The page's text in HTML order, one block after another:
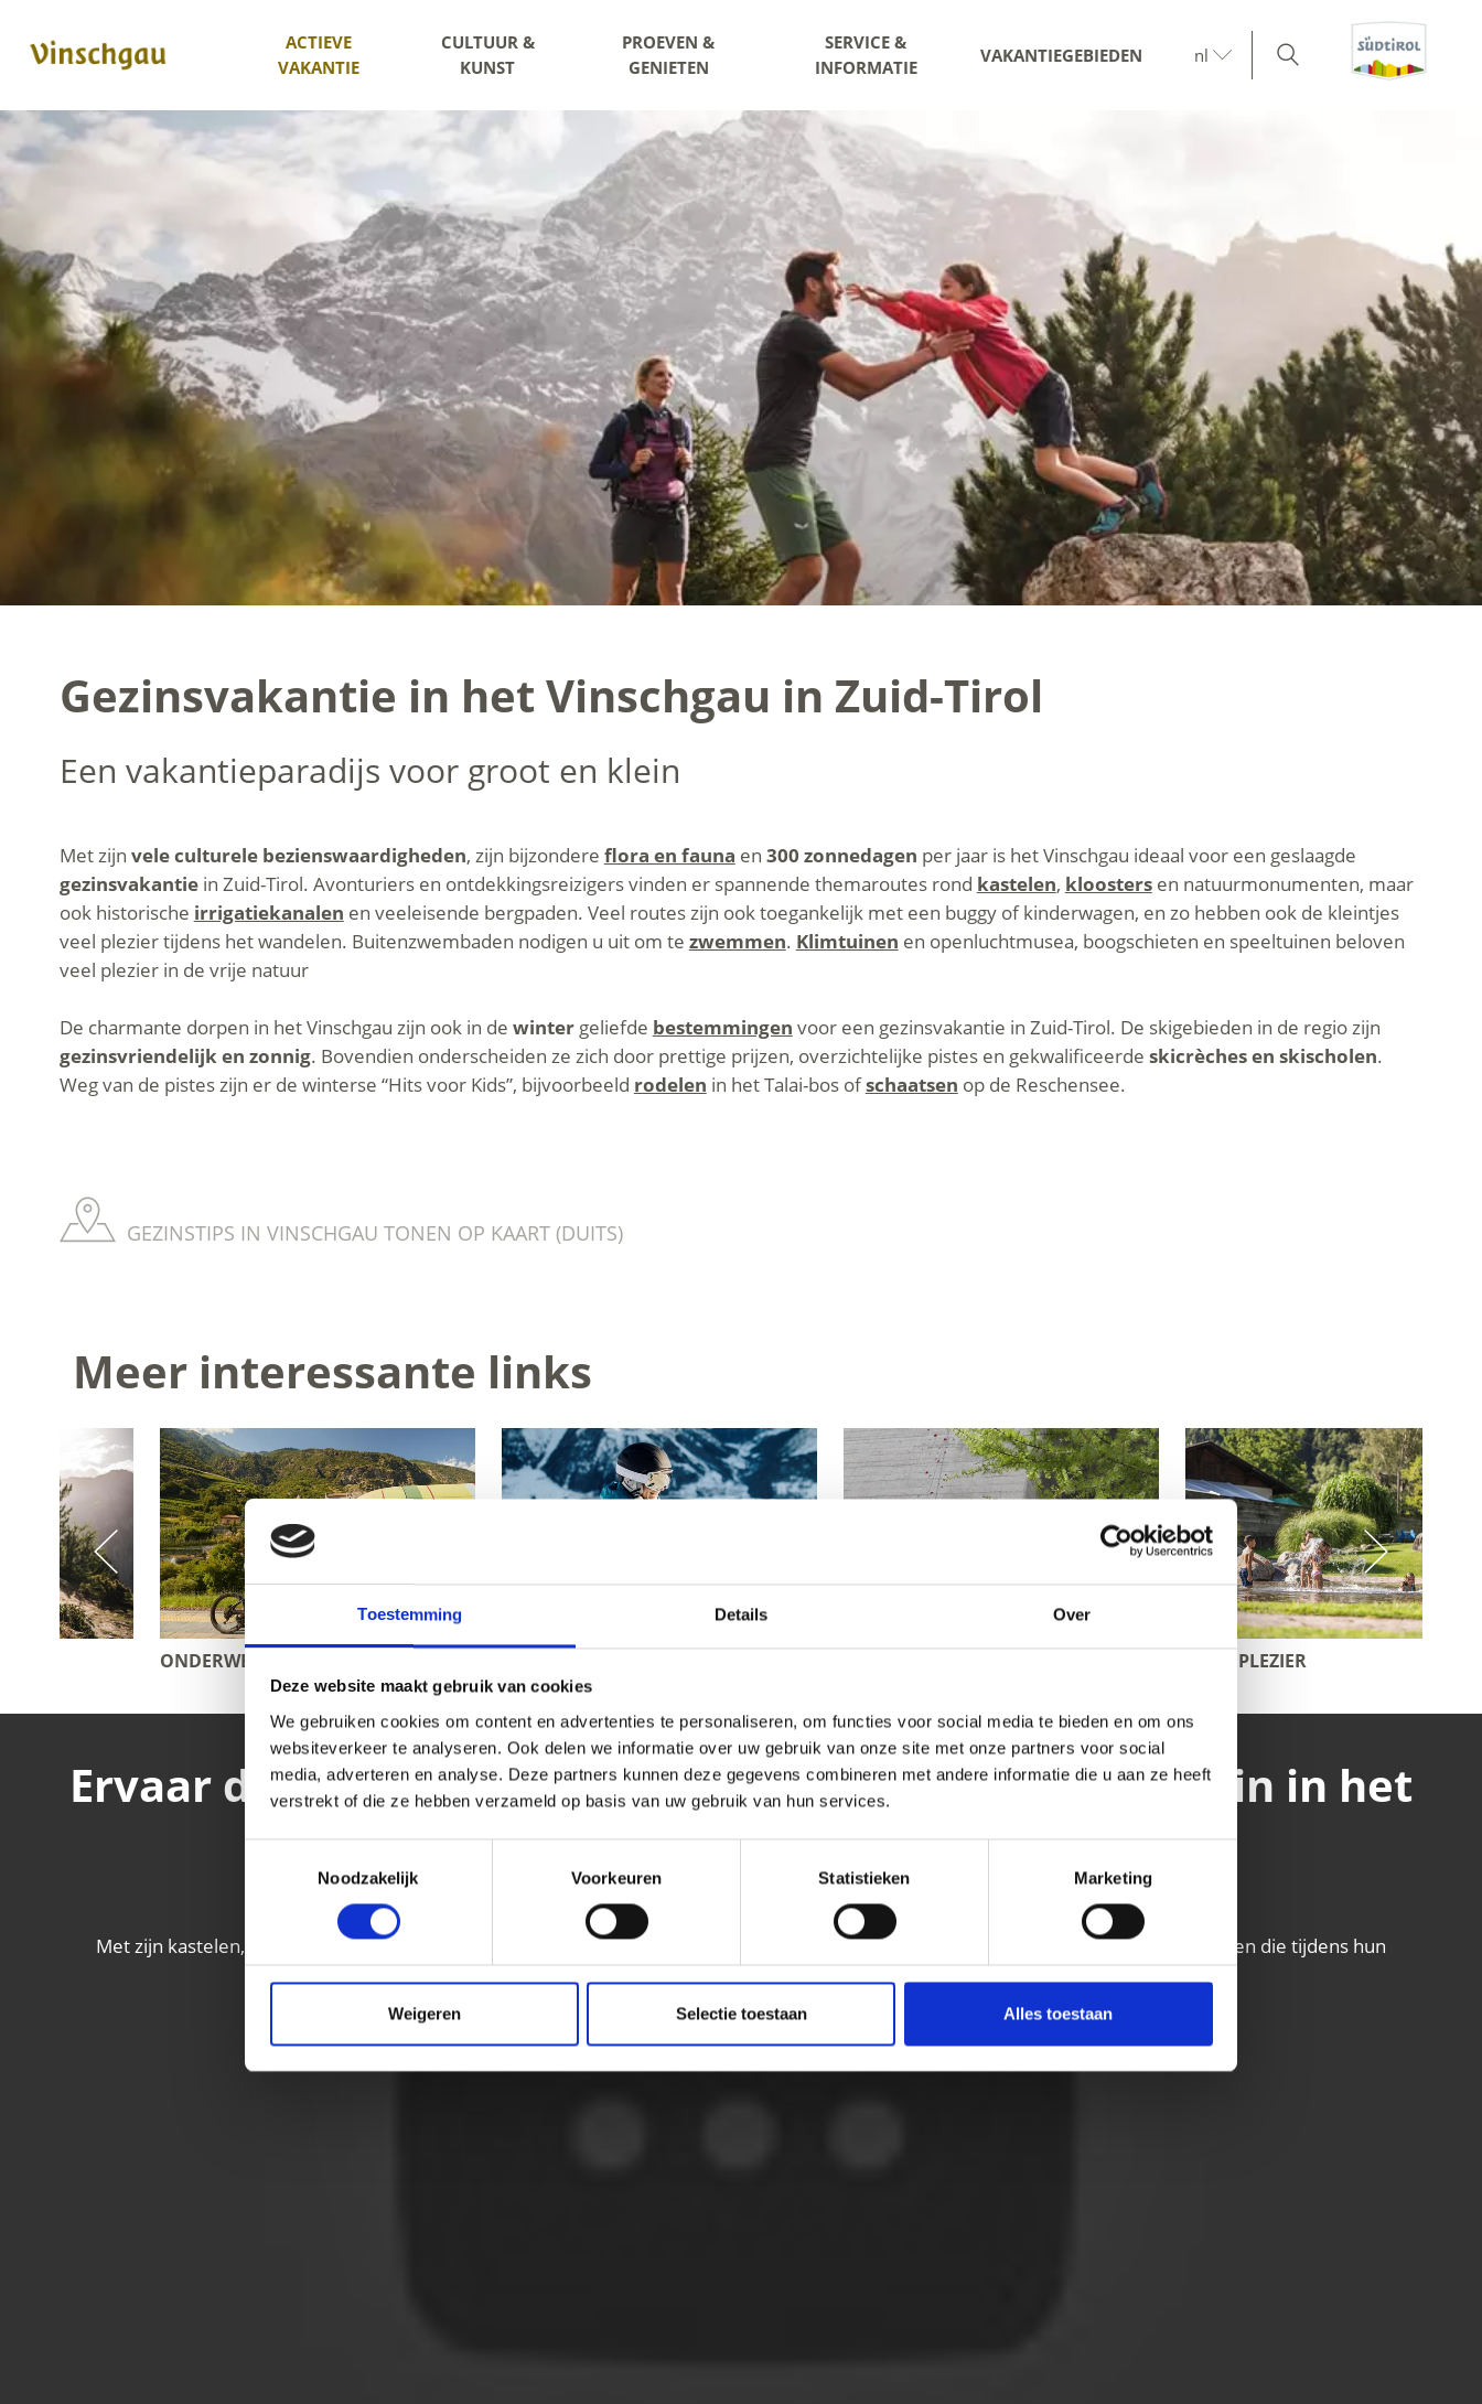
Toestemming Details Over
Deze website maakt gebruik van cookies
We gebruiken cookies om content en advertenties te personaliseren, om functies voor social media te bieden en om ons
websiteverkeer te analyseren. Ook delen we informatie over uw gebruik van onze site met onze partners voor social
media, adverteren en analyse. Deze partners kunnen deze gegevens combineren met andere informatie die u aan ze heeft
verstrekt of die ze hebben verzameld op basis van uw gebruik van hun services.
Noodzakelijk
Voorkeuren Statistieken Marketing
Weigeren Selectie toestaan Alles toestaan
ACTIEVE
VAKANTIE
CULTUUR &
KUNST
PROEVEN &
GENIETEN
SERVICE &
INFORMATIE
VAKANTIEGEBIEDEN nl
Gezinsvakantie in het Vinschgau in Zuid-Tirol
Een vakantieparadijs voor groot en klein
Met zijn vele culturele bezienswaardigheden, zijn bijzondere flora en fauna en 300 zonnedagen per jaar is het Vinschgau ideaal voor een geslaagde
gezinsvakantiein Zuid-Tirol. Avonturiers en ontdekkingsreizigers vinden er spannende themaroutes rond kastelen, kloostersen natuurmonumenten, maar
ook historische irrigatiekanalen en veeleisende bergpaden. Veel routes zijn ook toegankelijk met een buggy of kinderwagen, en zo hebben ook de kleintjes
veel plezier tijdens het wandelen. Buitenzwembaden nodigen u uit om te zwemmen. Klimtuinen en openluchtmusea, boogschieten en speeltuinen beloven
veel plezier in de vrije natuur
De charmante dorpen in het Vinschgau zijn ook in de wintergeliefde bestemmingen voor een gezinsvakantie in Zuid-Tirol. De skigebieden in de regio zijn
gezinsvriendelijk en zonnig. Bovendien onderscheiden ze zich door prettige prijzen, overzichtelijke pistes en gekwalificeerde skicrèches en skischolen.
Weg van de pistes zijn er de winterse “Hits voor Kids”, bijvoorbeeld rodelen in het Talai-bos ofschaatsen op de Reschensee.
GEZINSTIPS IN VINSCHGAU TONEN OP KAART (DUITS)
Meer interessante links
ONDERWEG OP TWEE WIELEN
Ervaar de cultuur en de gebruiken met de ganzen gezin in het
Vinschgau in Zuid-Tirol
Met zijn kastelen, middeleeuwse klooster- en stadsmuren en levendige tradities is het zonnige Vinschgau vakantiegebied voor gezinnen die tijdens hun